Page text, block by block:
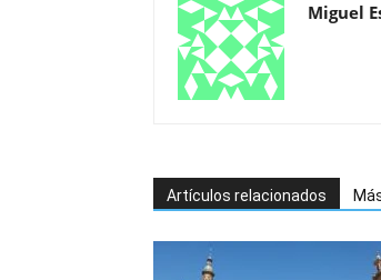
Miguel
Artículos relacionados